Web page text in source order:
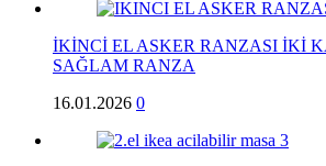
İKİNCİ EL ASKER RANZASI İKİ
SAĞLAM RANZA
16.01.2026 0